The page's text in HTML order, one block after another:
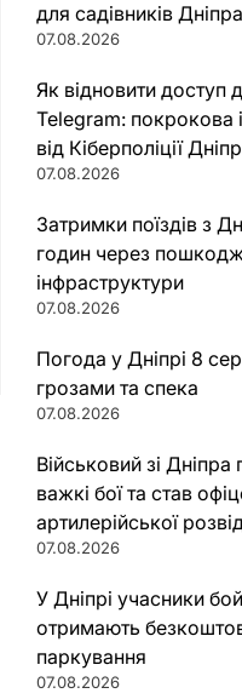
для садівників Дніпра
07.08.2026
Як відновити доступ
Telegram: покрокова
від Кіберполіції
07.08.2026
Затримки поїздів з
годин через
інфраструктури
07.08.2026
Погода у Дніпрі 8
грозами та спека
07.08.2026
Військовий зі
важкі бої та став
артилерійської
07.08.2026
У Дніпрі учасники
отримають
паркування
07.08.2026